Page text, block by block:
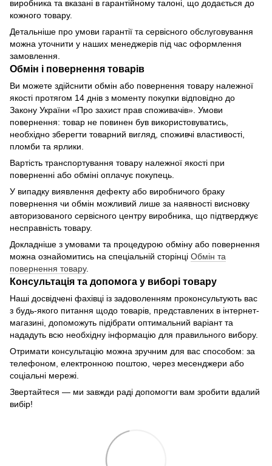
виробника та вказані в гарантійному талоні, що додається до
кожного товару.
Детальніше про умови гарантії та сервісного обслуговування
можна уточнити у наших менеджерів під час оформлення
замовлення.
Обмін і повернення товарів
Ви можете здійснити обмін або повернення товару належної
якості протягом 14 днів з моменту покупки відповідно до
Закону України «Про захист прав споживачів». Умови
повернення: товар не повинен був використовуватись,
необхідно зберегти товарний вигляд, споживчі властивості,
пломби та ярлики.
Вартість транспортування товару належної якості при
поверненні або обміні оплачує покупець.
У випадку виявлення дефекту або виробничого браку
повернення чи обмін можливий лише за наявності висновку
авторизованого сервісного центру виробника, що підтверджує
несправність товару.
Докладніше з умовами та процедурою обміну або повернення
можна ознайомитись на спеціальній сторінці Обмін та
повернення товару.
Консультація та допомога у виборі товару
Наші досвідчені фахівці із задоволенням проконсультують вас
з будь-якого питання щодо товарів, представлених в інтернет-
магазині, допоможуть підібрати оптимальний варіант та
нададуть всю необхідну інформацію для правильного вибору.
Отримати консультацію можна зручним для вас способом: за
телефоном, електронною поштою, через месенджери або
соціальні мережі.
Звертайтеся — ми завжди раді допомогти вам зробити вдалий
вибір!